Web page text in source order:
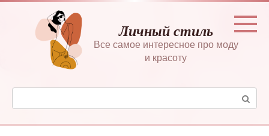
Перейти
контенту
Личный стиль
Все самое интересное про моду
и красоту
Поиск: